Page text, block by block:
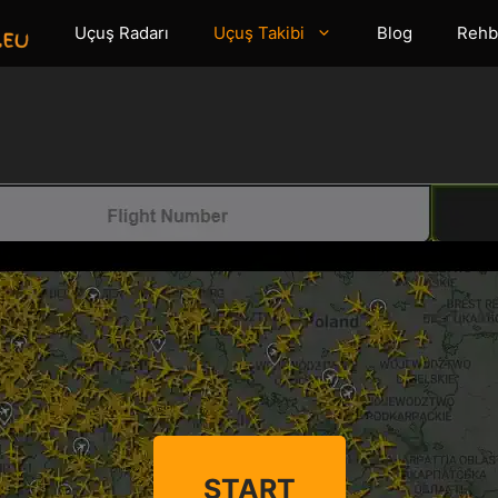
Uçuş Radarı Uçuş Takibi Blog
START